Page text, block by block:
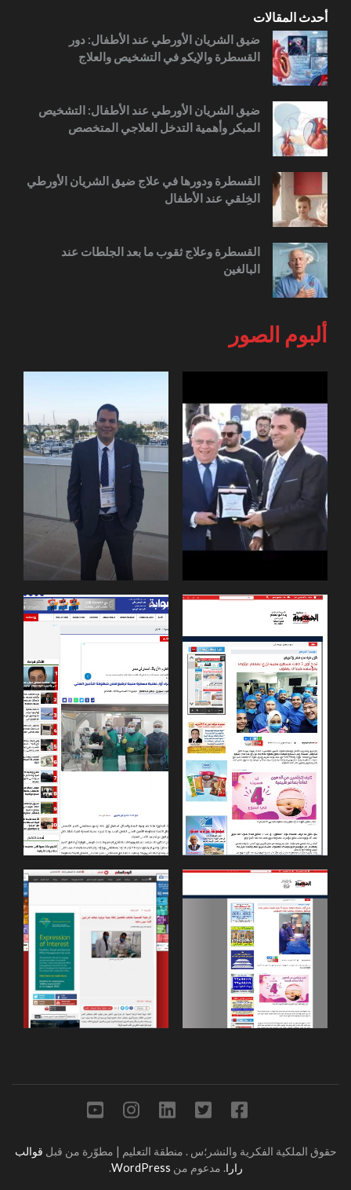
أحدث المقالات
ضيق الشريان الأورطي عند الأطفال: دور
القسطرة والإيكو في التشخيص والعلاج
ضيق الشريان الأورطي عند الأطفال: التشخيص
المبكر وأهمية التدخل العلاجي المتخصص
القسطرة ودورها في علاج ضيق الشريان الأورطي
الخِلقي عند الأطفال
القسطرة وعلاج ثقوب ما بعد الجلطات عند
البالغين
ألبوم الصور
حقوق الملكية الفكرية والنشر؛س. منطقة التعليم | مطوّرة من قبل قوالب
رارا. مدعوم من WordPress
.